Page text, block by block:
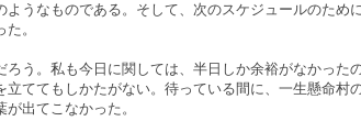
うなものである。そして、次のスケジュールのため
。
う。私も今日に関しては、半日しか余裕がなかった
ててもしかたがない。待っている間に、一生懸命村
出てこなかった。